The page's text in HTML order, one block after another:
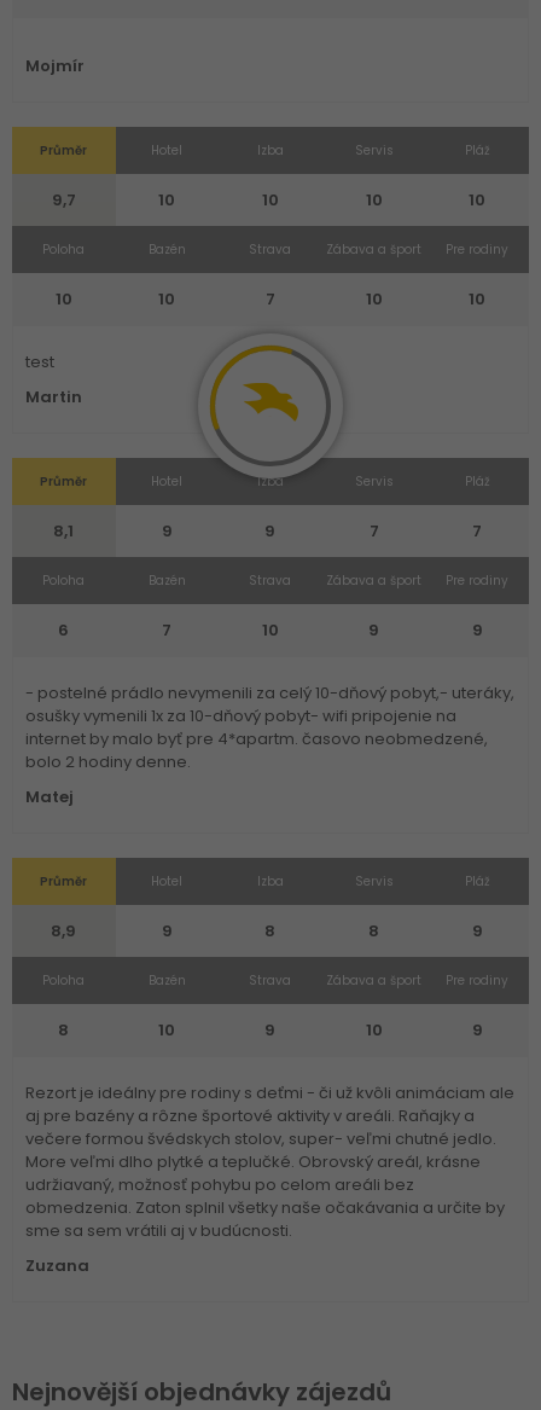
Mojmír
Průměr
9,7
Hotel
10
Izba
10
Servis
10
Pláž
10
Poloha
10
Bazén
10
Strava
7
Zábava a šport
10
Pre rodiny
10
test
Martin
Průměr
8,1
Hotel
9
Izba
9
Servis
7
Pláž
7
Poloha
6
Bazén
7
Strava
10
Zábava a šport
9
Pre rodiny
9
- postelné prádlo nevymenili za celý 10-dňový pobyt,- uteráky,
osušky vymenili 1x za 10-dňový pobyt- wifi pripojenie na
internet by malo byť pre 4*apartm. časovo neobmedzené,
bolo 2 hodiny denne.
Matej
Průměr
8,9
Hotel
9
Izba
8
Servis
8
Pláž
9
Poloha
8
Bazén
10
Strava
9
Zábava a šport
10
Pre rodiny
9
Rezort je ideálny pre rodiny s deťmi - či už kvôli animáciam ale
aj pre bazény a rôzne športové aktivity v areáli. Raňajky a
večere formou švédskych stolov, super- veľmi chutné jedlo.
More veľmi dlho plytké a teplučké. Obrovský areál, krásne
udržiavaný, možnosť pohybu po celom areáli bez
obmedzenia. Zaton splnil všetky naše očakávania a určite by
sme sa sem vrátili aj v budúcnosti.
Zuzana
Nejnovější objednávky zájezdů